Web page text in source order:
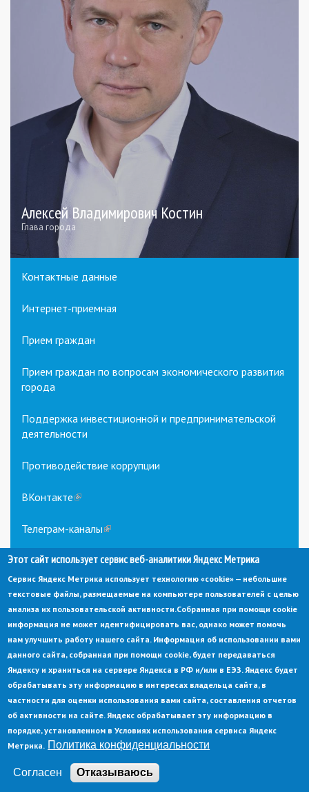
Алексей Владимирович Костин
Глава города
Контактные данные
Интернет-приемная
Прием граждан
Прием граждан по вопросам экономического развития
города
Поддержка инвестиционной и предпринимательской
деятельности
Противодействие коррупции
ВКонтакте(link
external)
Телеграм-каналы(link
external)
© Администрация города Заречный
Электронная почта:
adm@zarechny.zato.ru
sends
e-
mail)
Пензенская обл, г. Заречный, пр-кт. 30-летия Победы, д. 27, 442960
При публикации материалов сайта ссылка на источник обязательна.
Политика конфиденциальности Ссылка на старый сайт
Этот сайт использует сервис веб-аналитики Яндекс Метрика
Сервис Яндекс Метрика использует технологию «cookie» — небольшие
текстовые файлы, размещаемые на компьютере пользователей с целью
анализа их пользовательской активности.Собранная при помощи cookie
информация не может идентифицировать вас, однако может помочь
нам улучшить работу нашего сайта. Информация об использовании вами
данного сайта, собранная при помощи cookie, будет передаваться
Яндексу и храниться на сервере Яндекса в РФ и/или в ЕЭЗ. Яндекс будет
обрабатывать эту информацию в интересах владельца сайта, в
частности для оценки использования вами сайта, составления отчетов
об активности на сайте. Яндекс обрабатывает эту информацию в
порядке, установленном в Условиях использования сервиса Яндекс
Метрика. Политика конфиденциальности
Согласен Отказываюсь